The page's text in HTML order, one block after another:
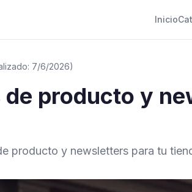
Inicio
7/6/2026)
producto y
producto y newsletters para tu